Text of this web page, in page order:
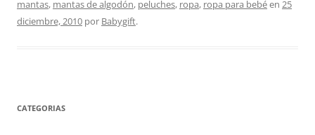
mantas, mantas de algodón, peluches, ropa, ropa para bebéen 25
diciembre, 2010 por Babygift.
CATEGORIAS